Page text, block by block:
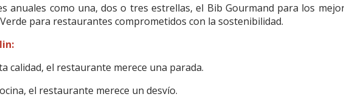
anuales como una, dos o tres estrellas, el Bib Gourmand para los
para restaurantes comprometidos con la sostenibilidad.
calidad, el restaurante merece una parada.
el restaurante merece un desvío.